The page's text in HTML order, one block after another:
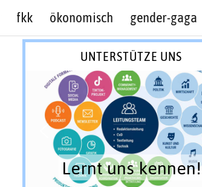
fkk ökonomisch gender-gaga
UNTERSTÜTZE UNS
Lernt uns kennen!